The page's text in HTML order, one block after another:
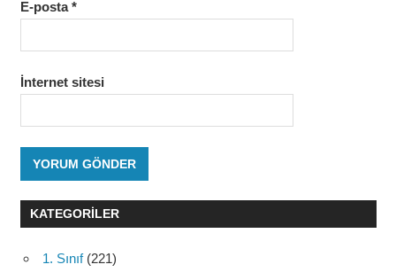
E-posta*
İnternet sitesi
KATEGORILER
1. Sınıf(221)